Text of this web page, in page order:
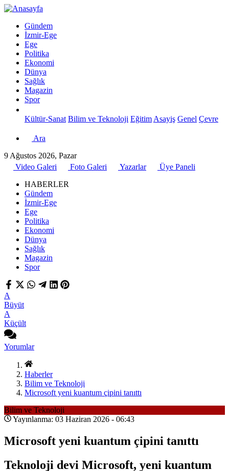
Gündem
İzmir-Ege
Ege
Politika
Ekonomi
Dünya
Sağlık
Magazin
Spor
Kültür-Sanat Bilim ve Teknoloji Eğitim Asayiş Genel Çevre
Ara
9 Ağustos 2026, Pazar
Video Galeri
Foto Galeri Yazarlar
Üye Paneli
HABERLER
Gündem
İzmir-Ege
Ege
Politika
Ekonomi
Dünya
Sağlık
Magazin
Spor
A
Büyüt
A
Küçült
Yorumlar
Haberler
Bilim ve Teknoloji
Microsoft yeni kuantum çipini tanıttı
Bilim ve Teknoloji
Yayınlanma: 03 Haziran 2026 - 06:43
Microsoft yeni kuantum çipini tanıttı
Teknoloji devi Microsoft, yeni kuantum